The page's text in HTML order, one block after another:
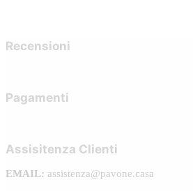
Recensioni
Pagamenti
Assisitenza Clienti
EMAIL: assistenza@pavone.casa